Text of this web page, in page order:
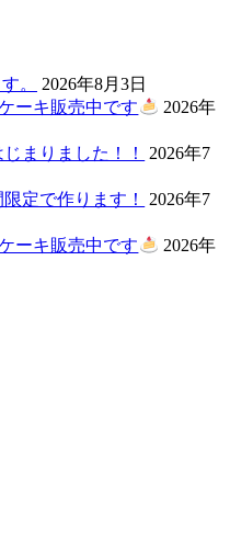
。
2026年8月3日
ーキ販売中です
2026年
まりました！！
2026年7
定で作ります！
2026年7
ーキ販売中です
2026年